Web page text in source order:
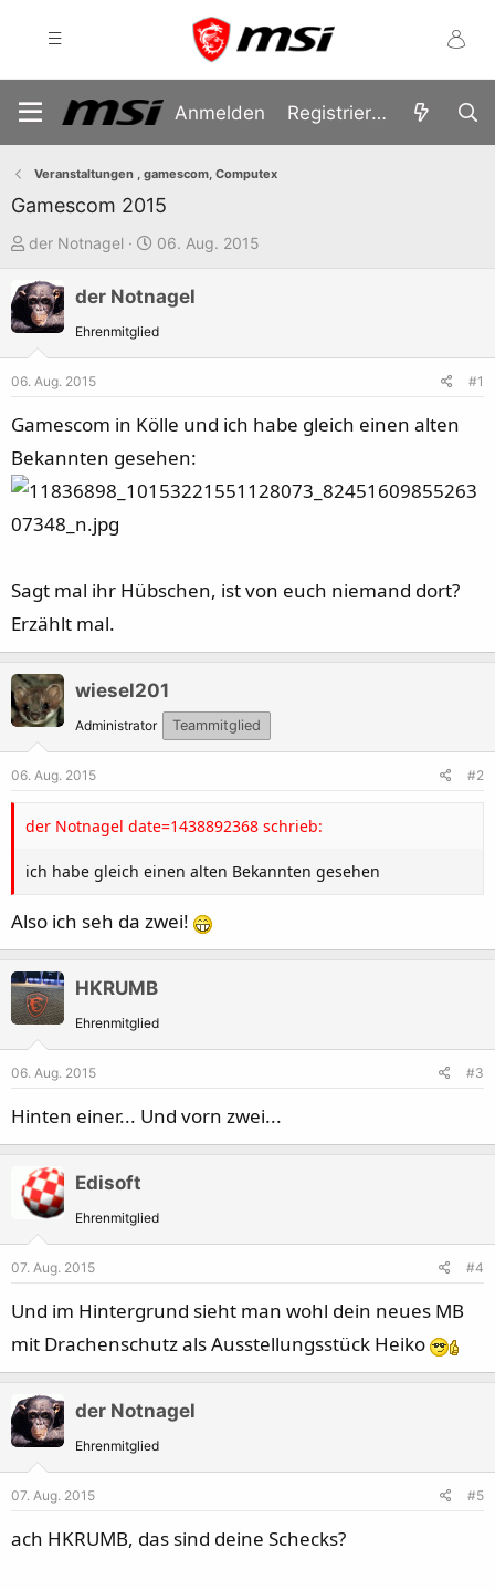
Anmelden Registrieren
Veranstaltungen , gamescom, Computex
Gamescom 2015
E
s
t
l
e
r
der Notnagel
E
s
t
t
a
m
06. Aug. 2015
der Notnagel
Ehrenmitglied
06. Aug. 2015 #1
Gamescom in Kölle und ich habe gleich einen alten
Bekannten gesehen:
Sagt mal ihr Hübschen, ist von euch niemand dort?
Erzählt mal.
wiesel201
Administrator Teammitglied
06. Aug. 2015 #2
der Notnagel date=1438892368 schrieb:
ich habe gleich einen alten Bekannten gesehen
Also ich seh da zwei!
HKRUMB
Ehrenmitglied
06. Aug. 2015 #3
Hinten einer... Und vorn zwei...
Edisoft
Ehrenmitglied
07. Aug. 2015 #4
Und im Hintergrund sieht man wohl dein neues MB
mit Drachenschutz als Ausstellungsstück Heiko
der Notnagel
Ehrenmitglied
07. Aug. 2015 #5
ach HKRUMB, das sind deine Schecks?